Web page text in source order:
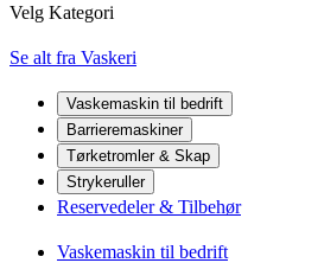
Velg Kategori
Se alt fra Vaskeri
Vaskemaskin til bedrift
Barrieremaskiner
Tørketromler & Skap
Strykeruller
Reservedeler & Tilbehør
Vaskemaskin til bedrift